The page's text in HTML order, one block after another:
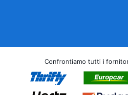
Confrontiamo tutti i